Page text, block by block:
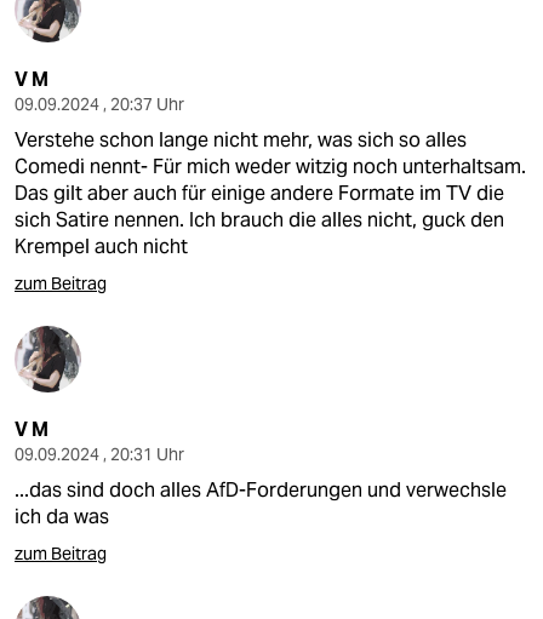
V M
09.09.2024 , 20:37 Uhr
Verstehe schon lange nicht mehr, was sich so alles
Comedi nennt- Für mich weder witzig noch unterhaltsam.
Das gilt aber auch für einige andere Formate im TV die
sich Satire nennen. Ich brauch die alles nicht, guck den
Krempel auch nicht
zum Beitrag
V M
09.09.2024 , 20:31 Uhr
...das sind doch alles AfD-Forderungen und verwechsle
ich da was
zum Beitrag